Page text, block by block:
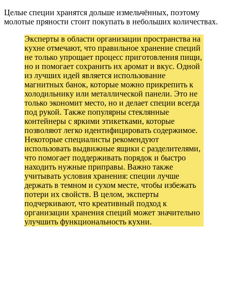
Целые специи хранятся дольше измельчённых, поэтому
молотые пряности стоит покупать в небольших количествах.
Эксперты в области организации пространства на
кухне отмечают, что правильное хранение специй
не только упрощает процесс приготовления пищи,
но и помогает сохранить их аромат и вкус. Одной
из лучших идей является использование
магнитных банок, которые можно прикрепить к
холодильнику или металлической панели. Это не
только экономит место, но и делает специи всегда
под рукой. Также популярны стеклянные
контейнеры с яркими этикетками, которые
позволяют легко идентифицировать содержимое.
Некоторые специалисты рекомендуют
использовать выдвижные ящики с разделителями,
что помогает поддерживать порядок и быстро
находить нужные приправы. Важно также
учитывать условия хранения: специи лучше
держать в темном и сухом месте, чтобы избежать
потери их свойств. В целом, эксперты
подчеркивают, что креативный подход к
организации хранения специй может значительно
улучшить функциональность кухни.